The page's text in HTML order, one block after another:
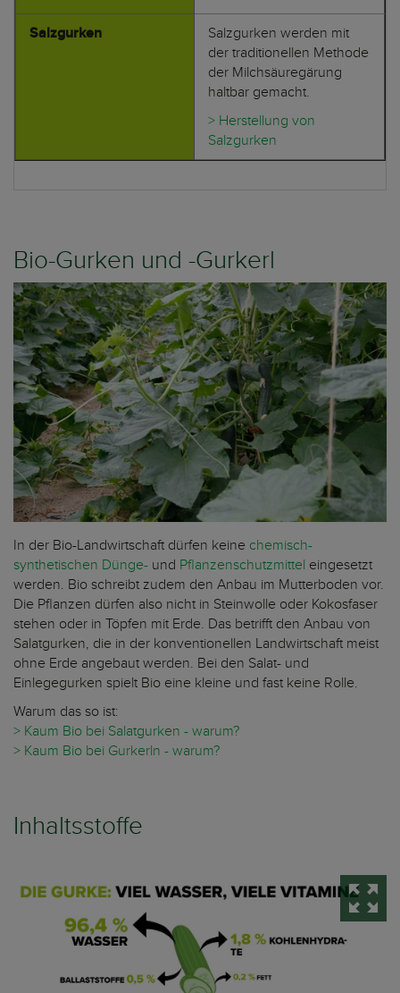
Salzgurken
Salzgurken werden mit
der traditionellen Methode
der Milchsäuregärung
haltbar gemacht.
> Herstellung von
Salzgurken
Bio-Gurken und -Gurkerl
In der Bio-Landwirtschaft dürfen keine chemisch-
synthetischen Dünge- und Pflanzenschutzmittel eingesetzt
werden. Bio schreibt zudem den Anbau im Mutterboden vor.
Die Pflanzen dürfen also nicht in Steinwolle oder Kokosfaser
stehen oder in Töpfen mit Erde. Das betrifft den Anbau von
Salatgurken, die in der konventionellen Landwirtschaft meist
ohne Erde angebaut werden. Bei den Salat- und
Einlegegurken spielt Bio eine kleine und fast keine Rolle.
Warum das so ist:
> Kaum Bio bei Salatgurken - warum?
> Kaum Bio bei Gurkerln - warum?
Inhaltsstoffe